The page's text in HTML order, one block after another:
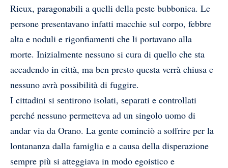
Rieux, paragonabili a quelli della peste bubbonica. Le
persone presentavano infatti macchie sul corpo, febbre
alta e noduli e rigonfiamenti che li portavano alla
morte. Inizialmente nessuno si cura di quello che sta
accadendo in città, ma ben presto questa verrà chiusa e
nessuno avrà possibilità di fuggire.
I cittadini si sentirono isolati, separati e controllati
perché nessuno permetteva ad un singolo uomo di
andar via da Orano. La gente cominciò a soffrire per la
lontananza dalla famiglia e a causa della disperazione
sempre più si atteggiava in modo egoistico e